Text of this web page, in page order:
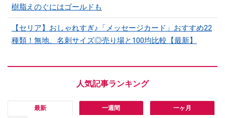
樹脂えのぐにはゴールドも
【セリア】おしゃれすぎ♪「メッセージカード」おすすめ22
種類！無地、名刺サイズ◎売り場と100均比較【最新】
最新 一週間 一ヶ月